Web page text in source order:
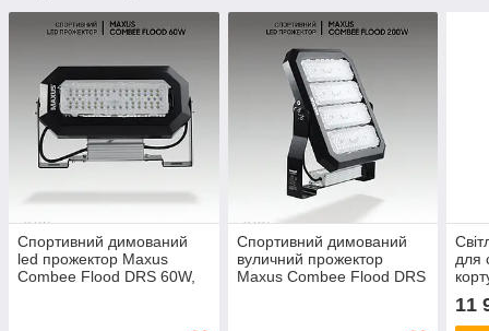
Спортивний димований
led прожектор Maxus
Combee Flood DRS 60W,
Спортивний димований
вуличний прожектор
Maxus Combee Flood DRS
для
11